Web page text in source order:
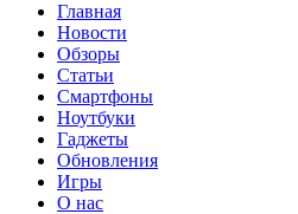
Главная
Новости
Обзоры
Статьи
Смартфоны
Ноутбуки
Гаджеты
Обновления
Игры
О нас